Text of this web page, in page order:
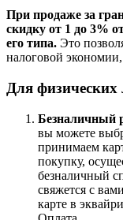
При продаже за
скидку от 1 до 3%
его типа. Это
налоговой
Для физических
Безналичный
вы можете
принимаем
покупку,
безналичный
свяжется с
карте в